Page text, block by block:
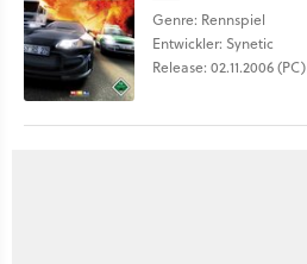
Genre: Rennspiel
Entwickler: Synetic
Release: 02.11.2006 (PC)